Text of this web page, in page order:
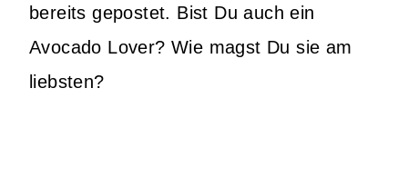
bereits gepostet. Bist Du auch ein
Avocado Lover? Wie magst Du sie am
liebsten?